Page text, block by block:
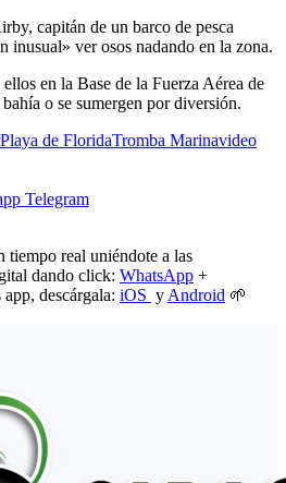
capitán de un barco de pesca
inusual» ver osos nadando en la zona.
en la Base de la Fuerza Aérea de
o se sumergen por diversión.
Playa de FloridaTromba Marinavideo
Telegram
tiempo real uniéndote a las
dando click: WhatsApp +
descárgala: iOS y Android 🌱